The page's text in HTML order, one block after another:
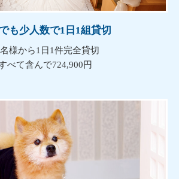
も少人数で1日1組貸切
様から1日1件完全貸切
べて含んで724,900円